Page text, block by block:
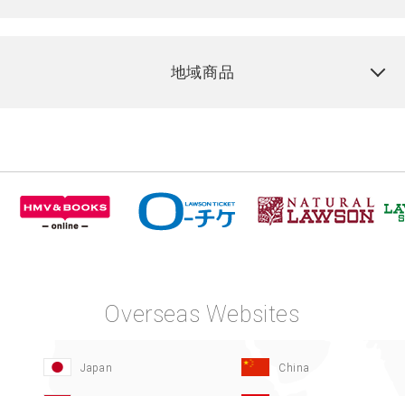
地域商品
Overseas Websites
Japan China